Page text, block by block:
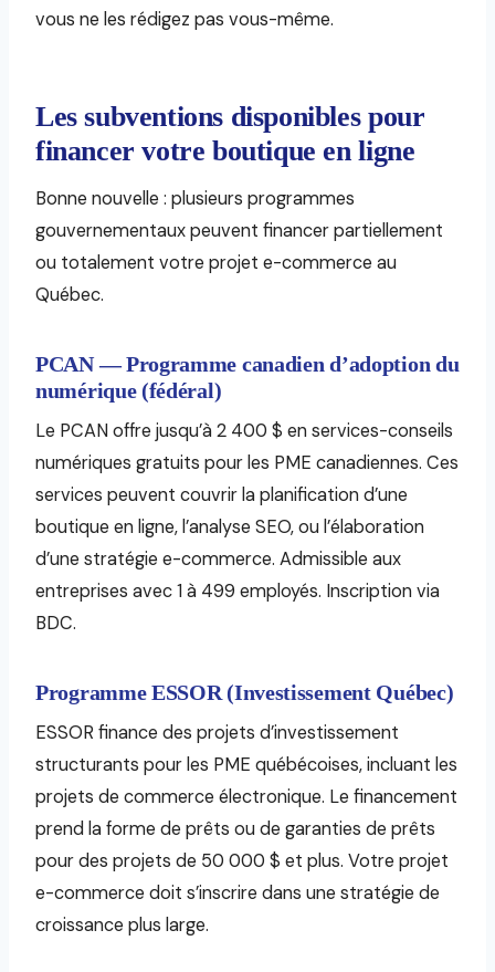
vous ne les rédigez pas vous-même.
Les subventions disponibles pour
financer votre boutique en ligne
Bonne nouvelle : plusieurs programmes
gouvernementaux peuvent financer partiellement
ou totalement votre projet e-commerce au
Québec.
PCAN — Programme canadien d’adoption du
numérique (fédéral)
Le PCAN offre jusqu’à 2 400 $ en services-conseils
numériques gratuits pour les PME canadiennes. Ces
services peuvent couvrir la planification d’une
boutique en ligne, l’analyse SEO, ou l’élaboration
d’une stratégie e-commerce. Admissible aux
entreprises avec 1 à 499 employés. Inscription via
BDC.
Programme ESSOR (Investissement Québec)
ESSOR finance des projets d’investissement
structurants pour les PME québécoises, incluant les
projets de commerce électronique. Le financement
prend la forme de prêts ou de garanties de prêts
pour des projets de 50 000 $ et plus. Votre projet
e-commerce doit s’inscrire dans une stratégie de
croissance plus large.